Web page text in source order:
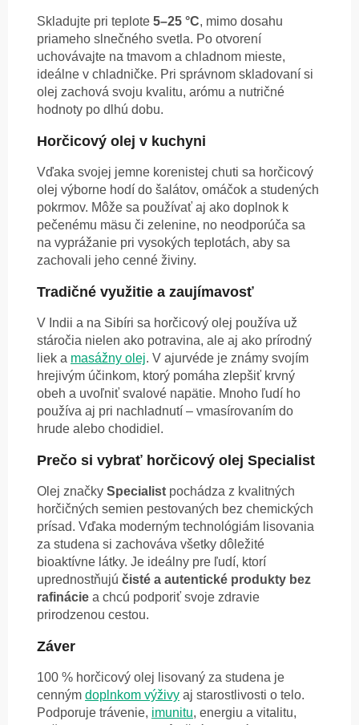
Skladujte pri teplote 5–25 °C, mimo dosahu
priameho slnečného svetla. Po otvorení
uchovávajte na tmavom a chladnom mieste,
ideálne v chladničke. Pri správnom skladovaní si
olej zachová svoju kvalitu, arómu a nutričné
hodnoty po dlhú dobu.
Horčicový olej v kuchyni
Vďaka svojej jemne korenistej chuti sa horčicový
olej výborne hodí do šalátov, omáčok a studených
pokrmov. Môže sa používať aj ako doplnok k
pečenému mäsu či zelenine, no neodporúča sa
na vyprážanie pri vysokých teplotách, aby sa
zachovali jeho cenné živiny.
Tradičné využitie a zaujímavosť
V Indii a na Sibíri sa horčicový olej používa už
stáročia nielen ako potravina, ale aj ako prírodný
liek a masážny olej. V ajurvéde je známy svojím
hrejivým účinkom, ktorý pomáha zlepšiť krvný
obeh a uvoľniť svalové napätie. Mnoho ľudí ho
používa aj pri nachladnutí – vmasírovaním do
hrude alebo chodidiel.
Prečo si vybrať horčicový olej Specialist
Olej značky Specialist pochádza z kvalitných
horčičných semien pestovaných bez chemických
prísad. Vďaka moderným technológiám lisovania
za studena si zachováva všetky dôležité
bioaktívne látky. Je ideálny pre ľudí, ktorí
uprednostňujú čisté a autentické produkty bez
rafinácie a chcú podporiť svoje zdravie
prirodzenou cestou.
Záver
100 % horčicový olej lisovaný za studena je
cenným doplnkom výživy aj starostlivosti o telo.
Podporuje trávenie, imunitu, energiu a vitalitu,